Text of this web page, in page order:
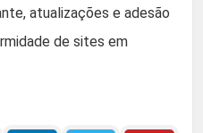
atualizações e adesão
de sites em